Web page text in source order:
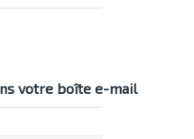
votre boîte e-mail